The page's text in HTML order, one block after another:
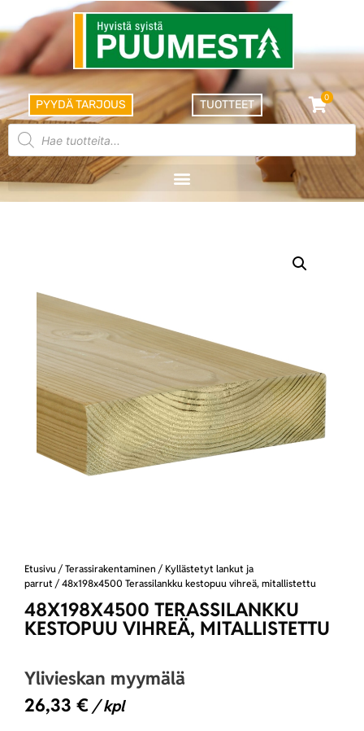
PYYDÄ TARJOUS TUOTTEET
0
Etusivu / Terassirakentaminen / Kyllästetyt lankut ja
parrut / 48x198x4500 Terassilankku kestopuu vihreä, mitallistettu
48X198X4500 TERASSILANKKU
KESTOPUU VIHREÄ, MITALLISTETTU
Ylivieskan myymälä
26,33 € / kpl